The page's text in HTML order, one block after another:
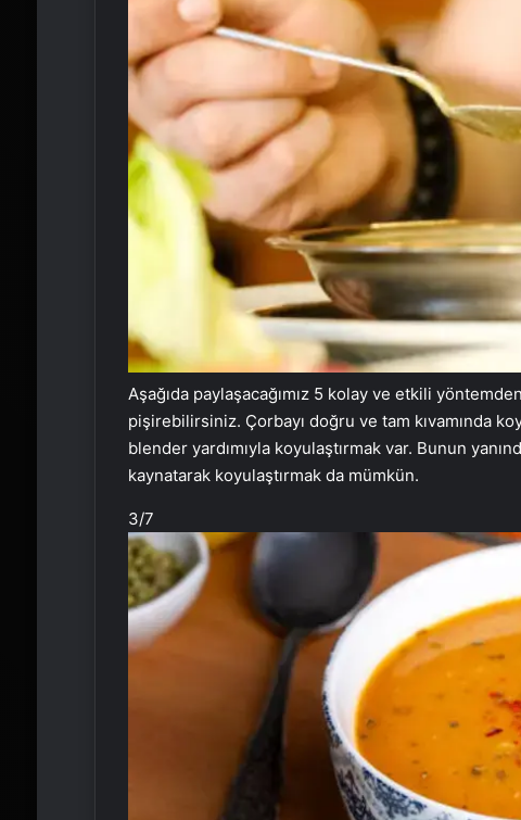
Aşağıda paylaşacağımız 5 kolay ve etkili
pişirebilirsiniz. Çorbayı doğru ve tam kıvamında
blender yardımıyla koyulaştırmak var. Bunun
kaynatarak koyulaştırmak da mümkün.
3/7